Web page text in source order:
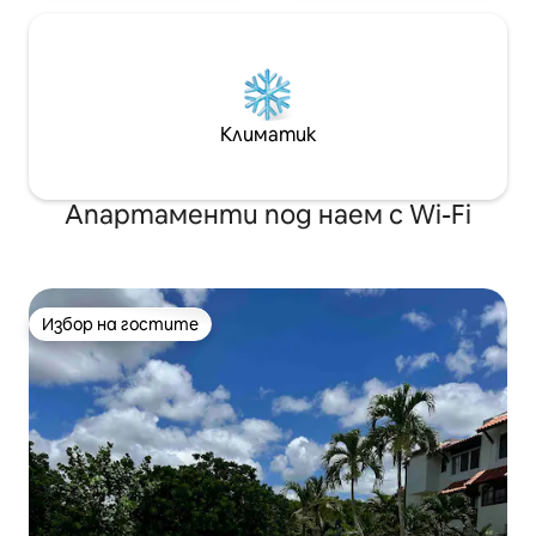
Климатик
Апартаменти под наем с Wi-Fi
Избор на гостите
Избор на гостите